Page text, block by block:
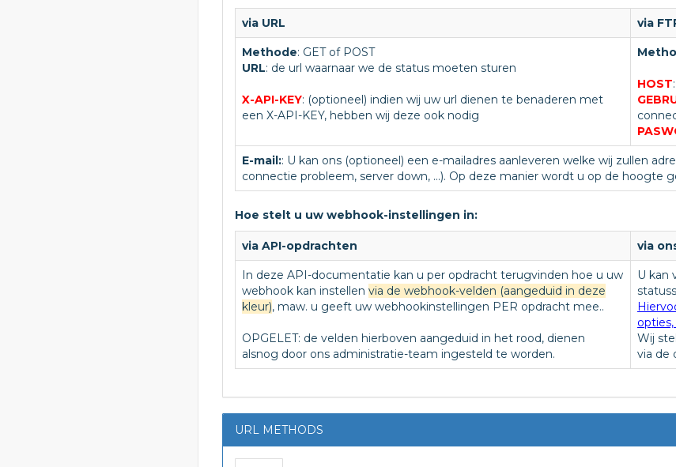
via URL via
Methode: GET of POST
URL: de url waarnaar we de status moeten sturen
X-API-KEY: (optioneel) indien wij uw url dienen te benaderen met
een X-API-KEY, hebben wij deze ook nodig
HOST
E-mail:: U kan ons (optioneel) een e-mailadres aanleveren welke wij zullen
connectie probleem, server down, ...). Op deze manier wordt u op de hoogte
Hoe stelt u uw webhook-instellingen in:
via API-opdrachten via
In deze API-documentatie kan u per opdracht terugvinden hoe u uw
webhook kan instellen via de webhook-velden (aangeduid in deze
kleur), maw. u geeft uw webhookinstellingen PER opdracht mee..
OPGELET: de velden hierboven aangeduid in het rood, dienen
alsnog door ons administratie-team ingesteld te worden.
U kan
Wij
via de
URL METHODS